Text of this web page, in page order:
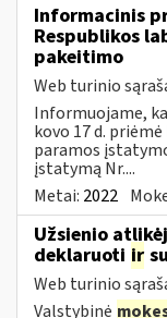
Informacinis
Respublikos
pakeitimo
Web turinio
Informuojame,
kovo 17 d.
paramos
įstatymą Nr....
Metai: 2022
Užsienio
deklaruoti ir
Web turinio
Valstybinė